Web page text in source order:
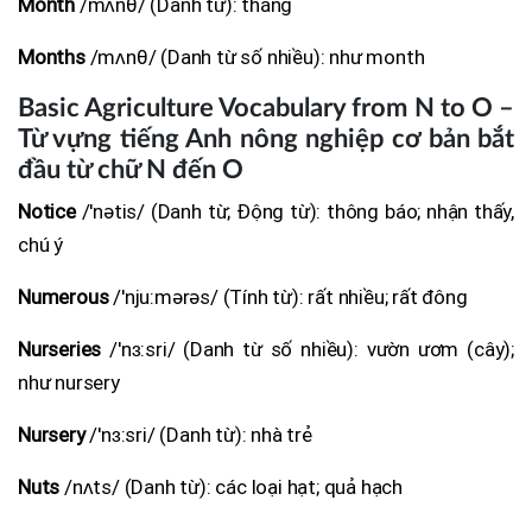
Months/mʌnθ/ (Danh từ số nhiều): như month
Basic Agriculture Vocabulary from N to O –
Từ vựng tiếng Anh nông nghiệp cơ bản bắt
đầu từ chữ N đến O
Notice/'nətis/ (Danh từ; Động từ): thông báo; nhận thấy,
chú ý
Numerous/'nju:mərəs/ (Tính từ): rất nhiều; rất đông
Nurseries /'nɜ:sri/ (Danh từ số nhiều): vườn ươm (cây);
như nursery
Nursery/'nɜ:sri/ (Danh từ): nhà trẻ
Nuts /nʌts/ (Danh từ): các loại hạt; quả hạch